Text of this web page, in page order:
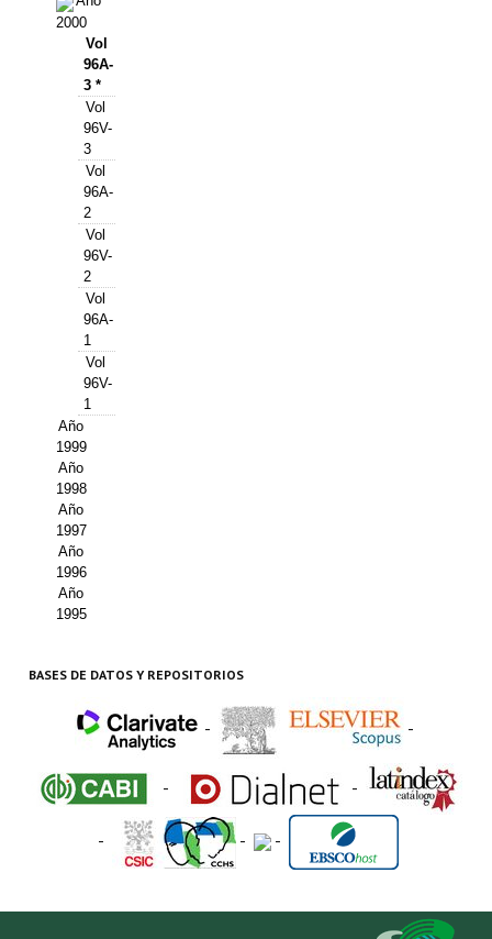
BUSCADOR
2000
Vol
96A-
3 *
Vol
96V-
3
Vol
96A-
2
Vol
96V-
2
Vol
96A-
1
Vol
96V-
1
Año
1999
Año
1998
Año
1997
Año
1996
Año
1995
BASES DE DATOS Y REPOSITORIOS
- -
- -
- - -